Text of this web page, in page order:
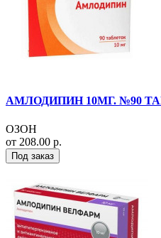
АМЛОДИПИН 10МГ. №90
ОЗОН
от 208.00 р.
Под заказ